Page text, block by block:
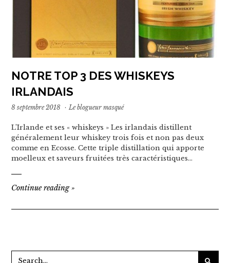
NOTRE TOP 3 DES WHISKEYS
IRLANDAIS
8 septembre 2018 · Le blogueur masqué
L’Irlande et ses « whiskeys » Les irlandais distillent
généralement leur whiskey trois fois et non pas deux
comme en Ecosse. Cette triple distillation qui apporte
moelleux et saveurs fruitées très caractéristiques…
Continue reading»